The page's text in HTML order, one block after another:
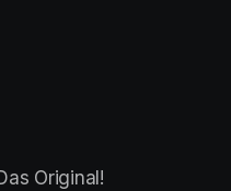
Original!